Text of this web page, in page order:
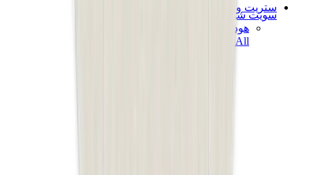
ستريت وير
سويت شيرت وهوديز
هودي كروم هارتس
View All